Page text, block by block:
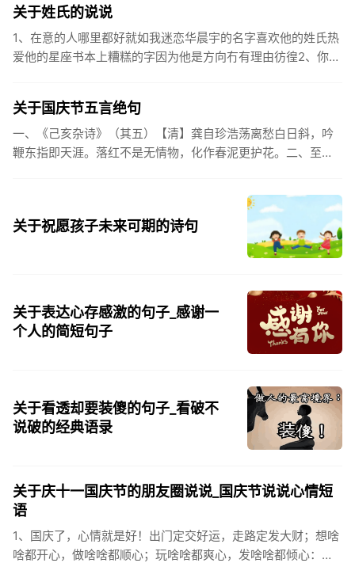
关于姓氏的说说
1、在意的人哪里都好就如我迷恋华晨宇的名字喜欢他的姓氏热
爱他的星座书本上糟糕的字因为他是方向冇有理由彷徨2、你的
关于国庆节五言绝句
一、《己亥杂诗》（其五）【清】龚自珍浩荡离愁白日斜，吟
鞭东指即天涯。落红不是无情物，化作春泥更护花。二、至今
关于祝愿孩子未来可期的诗句
关于表达心存感激的句子_感谢一
个人的简短句子
关于看透却要装傻的句子_看破不
说破的经典语录
关于庆十一国庆节的朋友圈说说_国庆节说说心情短
语
1、国庆了，心情就是好！出门定交好运，走路定发大财；想啥
啥都开心，做啥啥都顺心；玩啥啥都爽心，发啥啥都倾心：祝